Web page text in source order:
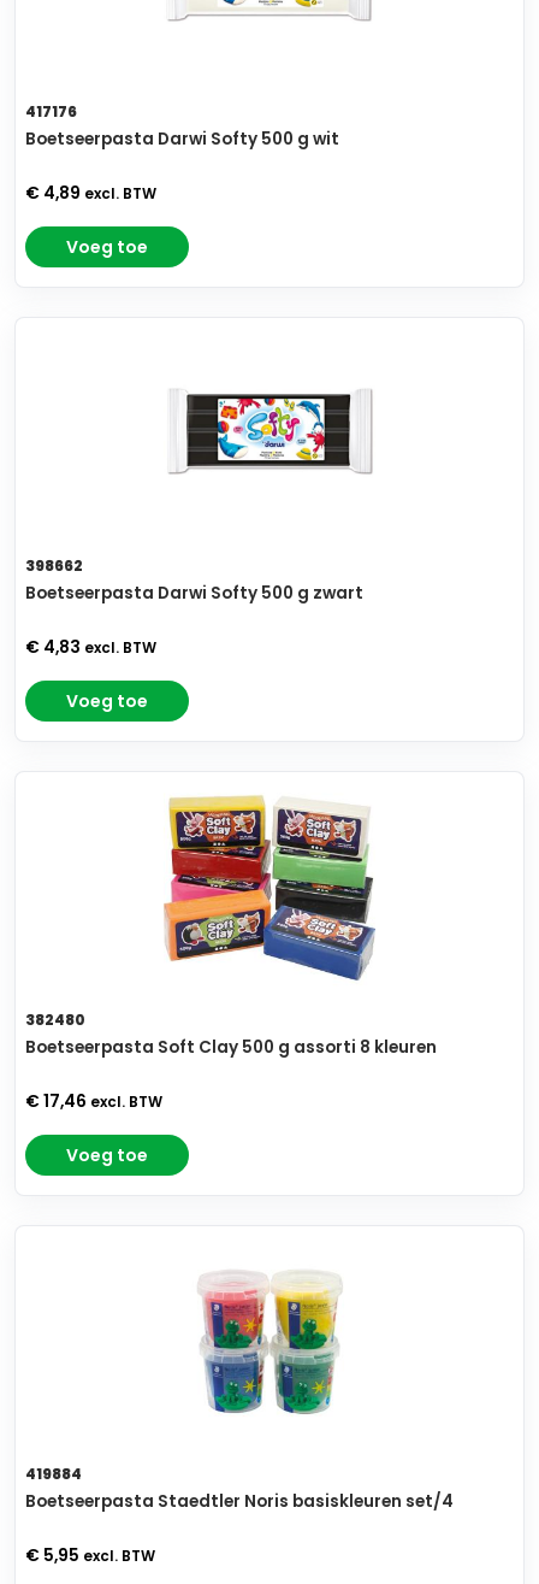
417176
Boetseerpasta Darwi Softy 500 g wit
€ 4,89 excl. BTW
Voeg toe
398662
Boetseerpasta Darwi Softy 500 g zwart
€ 4,83 excl. BTW
Voeg toe
382480
Boetseerpasta Soft Clay 500 g assorti 8 kleuren
€ 17,46 excl. BTW
Voeg toe
419884
Boetseerpasta Staedtler Noris basiskleuren set/4
€ 5,95 excl. BTW